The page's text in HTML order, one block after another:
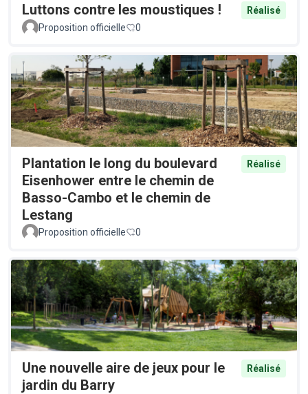
Luttons contre les moustiques !
Réalisé
Proposition officielle
0
Plantation le long du boulevard
Eisenhower entre le chemin de
Basso-Cambo et le chemin de
Lestang
Réalisé
Proposition officielle 0
Une nouvelle aire de jeux pour le
jardin du Barry
Réalisé